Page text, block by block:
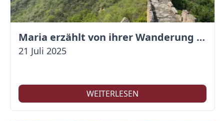
Maria erzählt von ihrer Wanderung auf der Großen Mauer
21 Juli 2025
WEITERLESEN